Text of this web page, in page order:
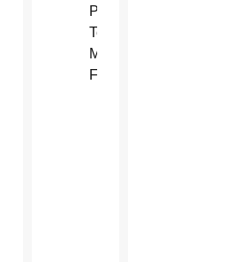
Pedro
Teresa
McConnell,
FHS